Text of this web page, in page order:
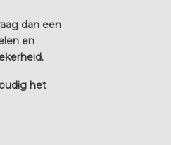
dan een
en
het